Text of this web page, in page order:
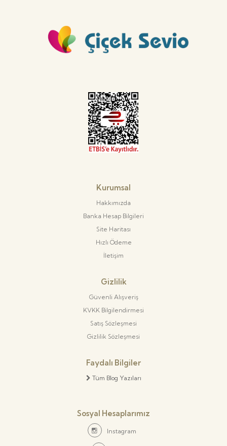
Kurumsal
Hakkımızda
Banka Hesap Bilgileri
Site Haritası
Hızlı Ödeme
İletişim
Gizlilik
Güvenli Alışveriş
KVKK Bilgilendirmesi
Satış Sözleşmesi
Gizlilik Sözleşmesi
Faydalı Bilgiler
Tüm Blog Yazıları
Sosyal Hesaplarımız
Instagram